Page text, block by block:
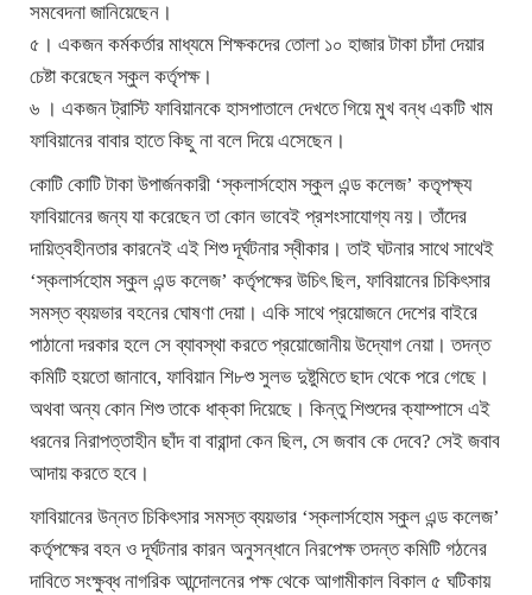
সমবেদনা জানিয়েছেন।
৫। একজন কর্মকর্তার মাধ্যমে শিক্ষকদের তোলা ১০ হাজার টাকা চাঁদা দেয়ার
চেষ্টা করেছেন স্কুল কর্তৃপক্ষ।
৬ । একজন ট্রাস্টি ফাবিয়ানকে হাসপাতালে দেখতে গিয়ে মুখ বন্ধ একটি খাম
ফাবিয়ানের বাবার হাতে কিছু না বলে দিয়ে এসেছেন।
কোটি কোটি টাকা উপার্জনকারী ‘স্কলার্সহোম স্কুল এন্ড কলেজ’ কতৃপক্ষ্য
ফাবিয়ানের জন্য যা করেছেন তা কোন ভাবেই প্রশংসাযোগ্য নয়। তাঁদের
দায়িত্বহীনতার কারনেই এই শিশু দূর্ঘটনার স্বীকার। তাই ঘটনার সাথে সাথেই
‘স্কলার্সহোম স্কুল এন্ড কলেজ’ কর্তৃপক্ষের উচিৎ ছিল, ফাবিয়ানের চিকিৎসার
সমস্ত ব্যয়ভার বহনের ঘোষণা দেয়া। একি সাথে প্রয়োজনে দেশের বাইরে
পাঠানো দরকার হলে সে ব্যাবস্থা করতে প্রয়োজোনীয় উদ্যোগ নেয়া। তদন্ত
কমিটি হয়তো জানাবে, ফাবিয়ান শি৮শু সুলভ দুষ্টুমিতে ছাদ থেকে পরে গেছে।
অথবা অন্য কোন শিশু তাকে ধাক্কা দিয়েছে। কিন্তু শিশুদের ক্যাম্পাসে এই
ধরনের নিরাপত্তাহীন ছাঁদ বা বারান্দা কেন ছিল, সে জবাব কে দেবে? সেই জবাব
আদায় করতে হবে।
ফাবিয়ানের উন্নত চিকিৎসার সমস্ত ব্যয়ভার ‘স্কলার্সহোম স্কুল এন্ড কলেজ’
কর্তৃপক্ষের বহন ও দূর্ঘটনার কারন অনুসন্ধানে নিরপেক্ষ তদন্ত কমিটি গঠনের
দাবিতে সংক্ষুব্ধ নাগরিক আন্দোলনের পক্ষ থেকে আগামীকাল বিকাল ৫ ঘটিকায়